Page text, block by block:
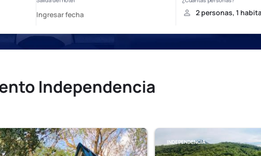
Independencia
INDEPENDENCIA